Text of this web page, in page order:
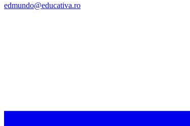
edmundo@educativa.ro